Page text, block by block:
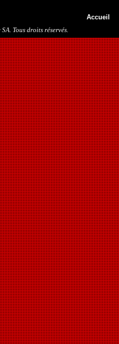
Accueil
Tous droits réservés.